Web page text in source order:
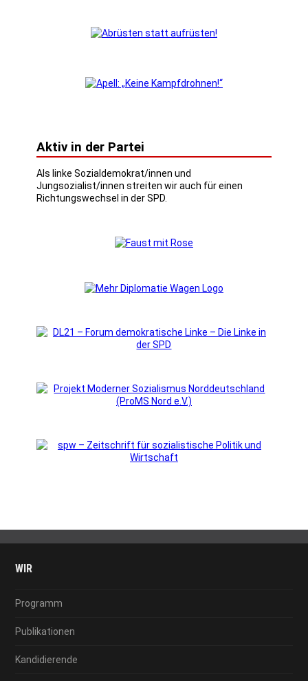
Aktiv in der Partei
Als linke Sozialdemokrat/innen und
Jungsozialist/innen streiten wir auch für einen
Richtungswechsel in der SPD.
WIR
Programm
Publikationen
Kandidierende